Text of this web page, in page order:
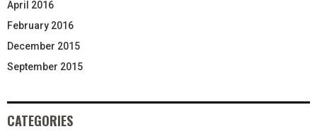
April 2016
February 2016
December 2015
September 2015
CATEGORIES